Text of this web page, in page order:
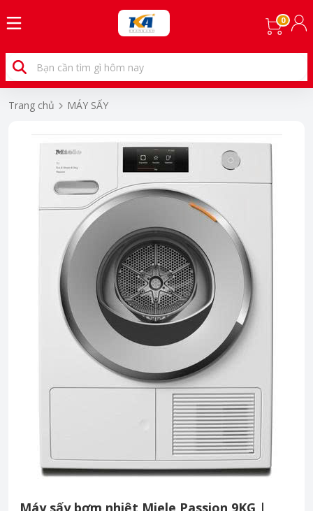
0
Trang chủ MÁY SẤY
Máy sấy bơm nhiệt Miele Passion 9KG |